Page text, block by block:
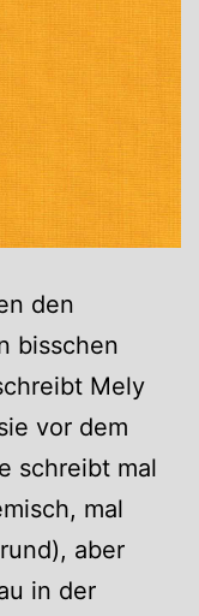
den
bisschen
Mely
vor dem
schreibt mal
mal
aber
in der